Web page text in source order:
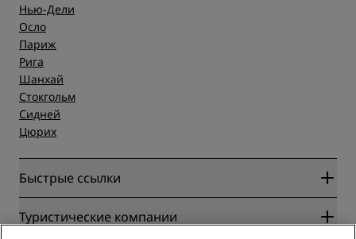
Нью-Дели
Осло
Париж
Рига
Шанхай
Стокгольм
Сидней
Цюрих
Быстрые ссылки
Radisson Rewards
Гарантия лучшей цены онлайн
Туристические компании